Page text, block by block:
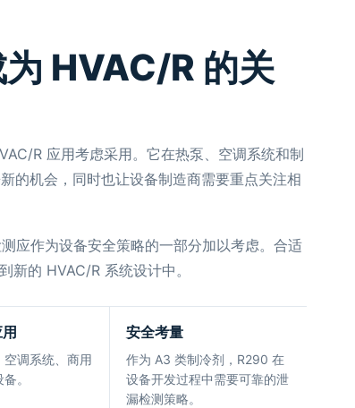
HVAC/R 的关
R 应用考虑采用。它在热泵、空调系统和制
的机会，同时也让设备制造商需要重点关注相
应作为设备安全策略的一部分加以考虑。合适
新的 HVAC/R 系统设计中。
空调系统、商用
。
安全考量
作为 A3 类制冷剂，R290 在
设备开发过程中需要可靠的泄
漏检测策略。